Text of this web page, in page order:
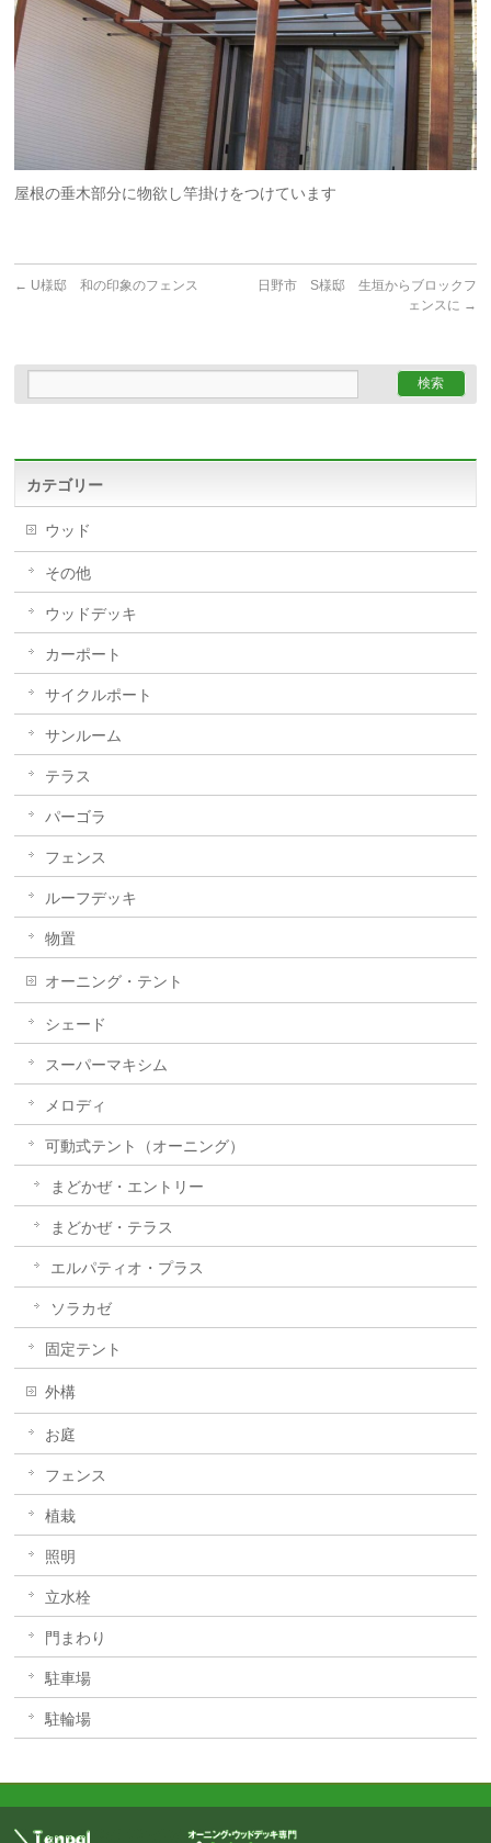
屋根の垂木部分に物欲し竿掛けをつけています
← U様邸 和の印象のフェンス
日野市 S様邸 生垣からブロックフ
ェンスに →
カテゴリー
ウッド
その他
ウッドデッキ
カーポート
サイクルポート
サンルーム
テラス
パーゴラ
フェンス
ルーフデッキ
物置
オーニング・テント
シェード
スーパーマキシム
メロディ
可動式テント（オーニング）
まどかぜ・エントリー
まどかぜ・テラス
エルパティオ・プラス
ソラカゼ
固定テント
外構
お庭
フェンス
植栽
照明
立水栓
門まわり
駐車場
駐輪場